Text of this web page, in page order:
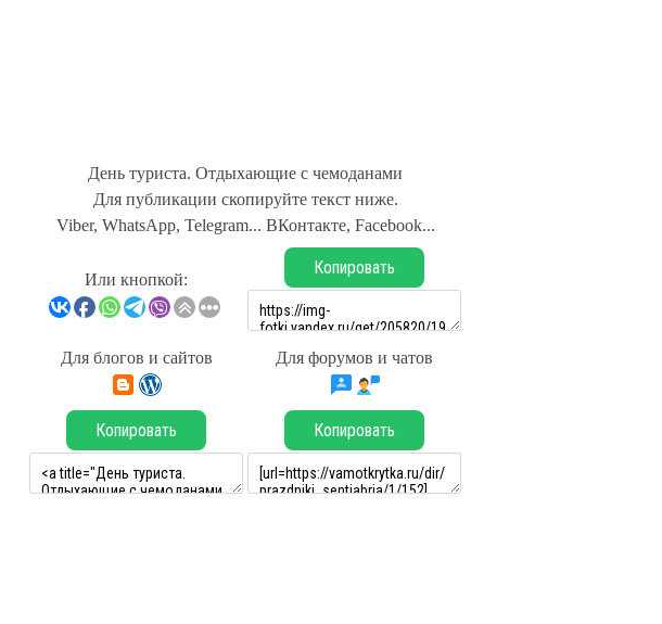
День туриста. Отдыхающие с чемоданами
Для публикации скопируйте текст ниже.
Viber, WhatsApp, Telegram... ВКонтакте, Facebook...
Или кнопкой:
Копировать
Для блогов и сайтов Для форумов и чатов
Копировать Копировать